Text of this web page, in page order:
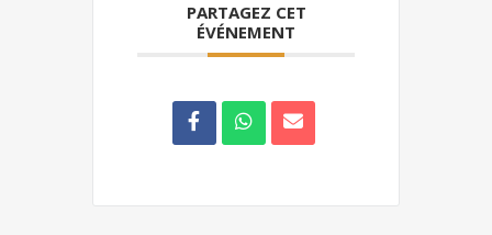
PARTAGEZ CET
ÉVÉNEMENT